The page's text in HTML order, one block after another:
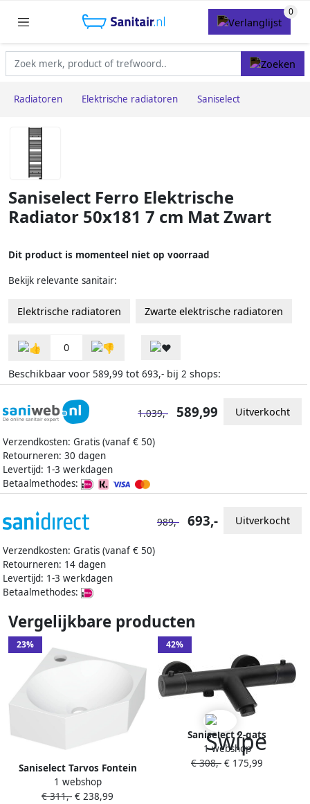
Radiatoren Elektrische radiatoren Saniselect
Saniselect Ferro Elektrische
Radiator 50x181 7 cm Mat Zwart
Dit product is momenteel niet op voorraad
Bekijk relevante sanitair:
Elektrische radiatoren Zwarte elektrische radiatoren
0
Beschikbaar voor 589,99 tot 693,- bij 2 shops:
Verzendkosten: Gratis (vanaf € 50)
Retourneren: 30 dagen
Levertijd: 1-3 werkdagen
Betaalmethodes:
1.039,- 589,99 Uitverkocht
Verzendkosten: Gratis (vanaf € 50)
Retourneren: 14 dagen
Levertijd: 1-3 werkdagen
Betaalmethodes:
989,- 693,- Uitverkocht
Vergelijkbare producten
23%
Saniselect Tarvos Fontein
27x27x10 cm Mat Wit
1 webshop
€ 311,- € 238,99
42%
Saniselect 2-gats
Badmengkraan
thermostatisch Mat Zwart
1 webshop
€ 308,- € 175,99